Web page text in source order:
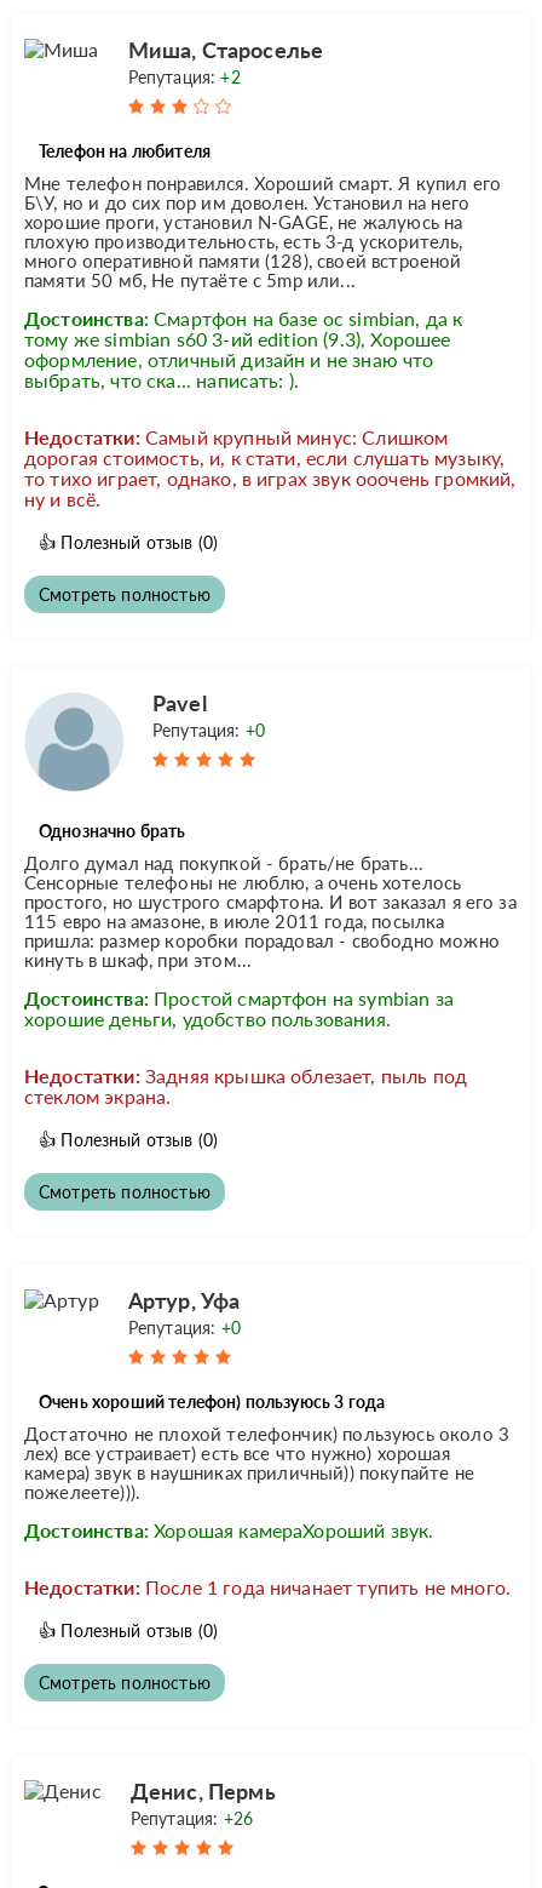
Миша, Староселье
Репутация:+2
Телефон на любителя
Мне телефон понравился. Хороший смарт. Я купил его
Б\У, но и до сих пор им доволен. Установил на него
хорошие проги, установил N-GAGE, не жалуюсь на
плохую производительность, есть 3-д ускоритель,
много оперативной памяти (128), своей встроеной
памяти 50 мб, Не путаёте с 5mp или...
Достоинства: Смартфон на базе ос simbian, да к
тому же simbian s60 3-ий edition (9.3), Хорошее
оформление, отличный дизайн и не знаю что
выбрать, что ска... написать: ).
Недостатки: Самый крупный минус: Слишком
дорогая стоимость, и, к стати, если слушать музыку,
то тихо играет, однако, в играх звук ооочень громкий,
ну и всё.
👍 Полезный отзыв (0)
Смотреть полностью
Pavel
Репутация: +0
Однозначно брать
Долго думал над покупкой - брать/не брать...
Сенсорные телефоны не люблю, а очень хотелось
простого, но шустрого смарфтона. И вот заказал я его за
115 евро на амазоне, в июле 2011 года, посылка
пришла: размер коробки порадовал - свободно можно
кинуть в шкаф, при этом...
Достоинства: Простой смартфон на symbian за
хорошие деньги, удобство пользования.
Недостатки: Задняя крышка облезает, пыль под
стеклом экрана.
👍 Полезный отзыв (0)
Смотреть полностью
Артур, Уфа
Репутация: +0
Очень хороший телефон) пользуюсь 3 года
Достаточно не плохой телефончик) пользуюсь около 3
лех) все устраивает) есть все что нужно) хорошая
камера) звук в наушниках приличный)) покупайте не
пожелеете))).
Достоинства: Хорошая камераХороший звук.
Недостатки: После 1 года ничанает тупить не много.
👍 Полезный отзыв (0)
Смотреть полностью
Денис, Пермь
Репутация: +26